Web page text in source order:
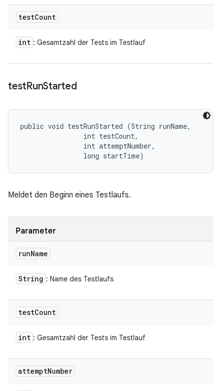
testCount
int : Gesamtzahl der Tests im Testlauf
testRunStarted
public void testRunStarted (String runName,
                int testCount,
                int attemptNumber,
                long startTime)
Meldet den Beginn eines Testlaufs.
Parameter
runName
String : Name des Testlaufs
testCount
int : Gesamtzahl der Tests im Testlauf
attemptNumber